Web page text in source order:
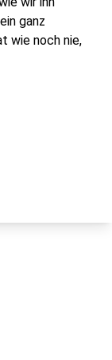
ganz
wie noch nie,